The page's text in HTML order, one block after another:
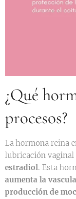
¿Qué
procesos?
La hormona reina
lubricación vaginal
estradiol. Esta
aumenta la
producción de